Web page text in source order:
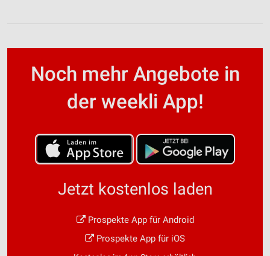
Noch mehr Angebote in
der weekli App!
Jetzt kostenlos laden
Prospekte App für Android
Prospekte App für iOS